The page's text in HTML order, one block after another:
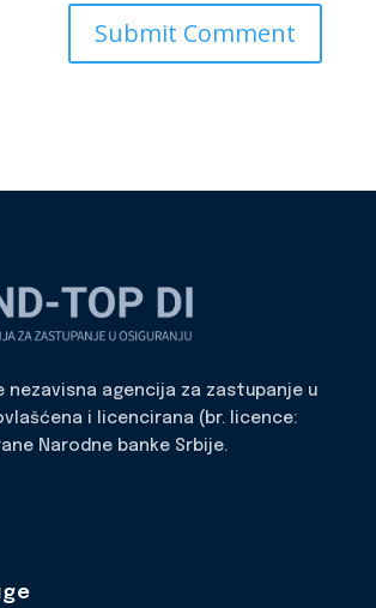
je nezavisna agencija za zastupanje u
i licencirana (br. licence:
Narodne banke Srbije.